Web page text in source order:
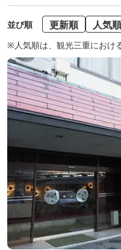
並び順 更新順 人気順
※人気順は、観光三重におけ